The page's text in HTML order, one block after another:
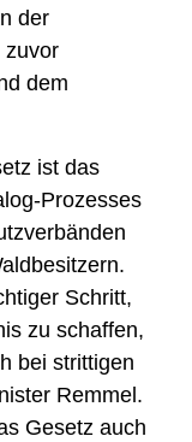
der
zuvor
dem
ist das
Prozesses
Schritt,
zu schaffen,
bei strittigen
Remmel.
Gesetz auch